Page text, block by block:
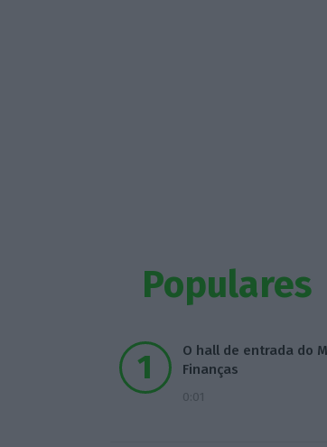
Populares
O hall de entrada do
Finanças
0:01